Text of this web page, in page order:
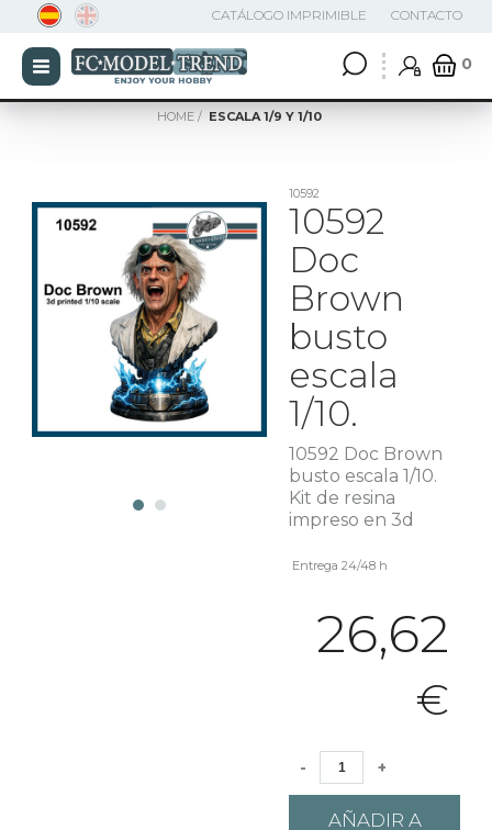
0
CATÁLOGO IMPRIMIBLE CONTACTO
HOME ESCALA 1/9 Y 1/10
10592
10592
Doc
Brown
busto
escala
1/10.
10592 Doc Brown
busto escala 1/10.
Kit de resina
impreso en 3d
Entrega 24/48 h
26,62
€
- +
AÑADIR A